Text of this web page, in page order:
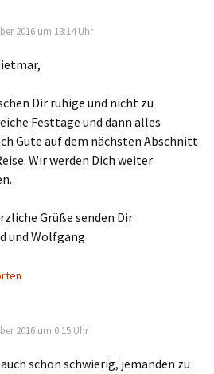
2016 um 13:14 Uhr
Dir ruhige und nicht zu
Festtage und dann alles
Gute auf dem nächsten Abschnitt
Wir werden Dich weiter
Grüße senden Dir
und Wolfgang
2016 um 0:15 Uhr
schon schwierig, jemanden zu